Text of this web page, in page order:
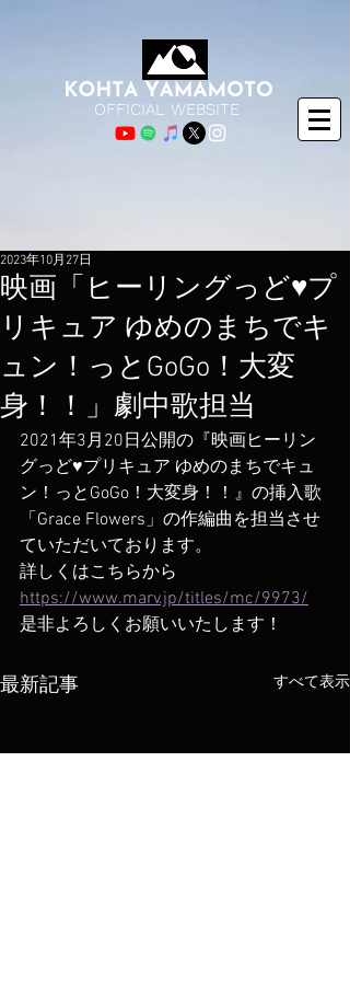
OFFICIAL WEBSITE
映画「ヒーリングっど♥プ
リキュア ゆめのまちでキ
ュン！っとGoGo！大変
身！！」劇中歌担当
2023年10月27日
2021年3月20日公開の『映画ヒーリン
グっど♥プリキュア ゆめのまちでキュ
ン！っとGoGo！大変身！！』の挿入歌
「Grace Flowers」の作編曲を担当させ
ていただいております。
詳しくはこちらから
https://www.marv.jp/titles/mc/9973/
是非よろしくお願いいたします！
最新記事 すべて表示